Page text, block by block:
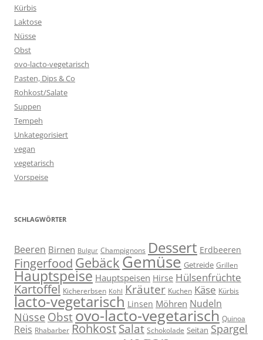
Kürbis
Laktose
Nüsse
Obst
ovo-lacto-vegetarisch
Pasten, Dips & Co
Rohkost/Salate
Suppen
Tempeh
Unkategorisiert
vegan
vegetarisch
Vorspeise
SCHLAGWÖRTER
Beeren Birnen Bulgur Champignons Dessert Erdbeeren
Fingerfood Gebäck Gemüse Getreide Grillen
Hauptspeise Hauptspeisen Hirse Hülsenfrüchte
Kartoffel Kichererbsen Kohl Kräuter Kuchen Käse Kürbis
lacto-vegetarisch Linsen Möhren Nudeln
Nüsse Obstovo-lacto-vegetarisch Quinoa
Reis Rhabarber Rohkost Salat Schokolade Seitan Spargel